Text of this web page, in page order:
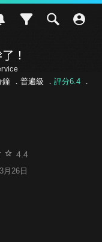
！
． 普遍級 ． 評分6.4．
4.4
月26日